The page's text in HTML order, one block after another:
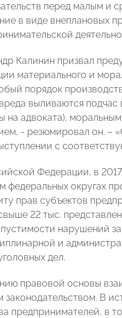
перед малым и
в виде внеплановых
Калинин призвал
материального и
порядок
выливаются
адвоката),
- резюмировал он.
с
Федерации, в
округах
прав субъектов
22 тыс.
нарушений
и
дел.
правовой основы
В
предпринимателей, в